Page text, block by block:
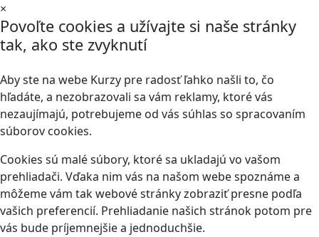
×
Povoľte cookies a užívajte si naše stránky
tak, ako ste zvyknutí
Aby ste na webe Kurzy pre radosť ľahko našli to, čo
hľadáte, a nezobrazovali sa vám reklamy, ktoré vás
nezaujímajú, potrebujeme od vás súhlas so spracovaním
súborov cookies.
Cookies sú malé súbory, ktoré sa ukladajú vo vašom
prehliadači. Vďaka nim vás na našom webe spoznáme a
môžeme vám tak webové stránky zobraziť presne podľa
vašich preferencií. Prehliadanie našich stránok potom pre
vás bude príjemnejšie a jednoduchšie.